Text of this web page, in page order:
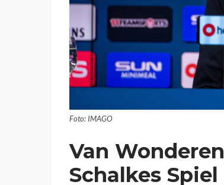
Foto: IMAGO
Van
Schalkes